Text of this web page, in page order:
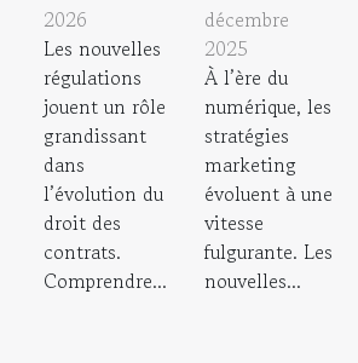
2026
Les nouvelles
régulations
jouent un rôle
grandissant
dans
l’évolution du
droit des
contrats.
Comprendre...
décembre
2025
À l’ère du
numérique, les
stratégies
marketing
évoluent à une
vitesse
fulgurante. Les
nouvelles...